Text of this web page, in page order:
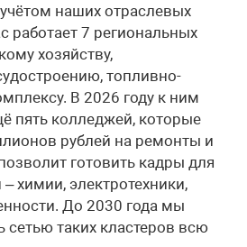
наших отраслевых
работает 7 региональных
хозяйству,
топливно-
В 2026 году к ним
пять колледжей, которые
рублей на ремонты и
готовить кадры для
химии, электротехники,
До 2030 года мы
сетью таких кластеров всю